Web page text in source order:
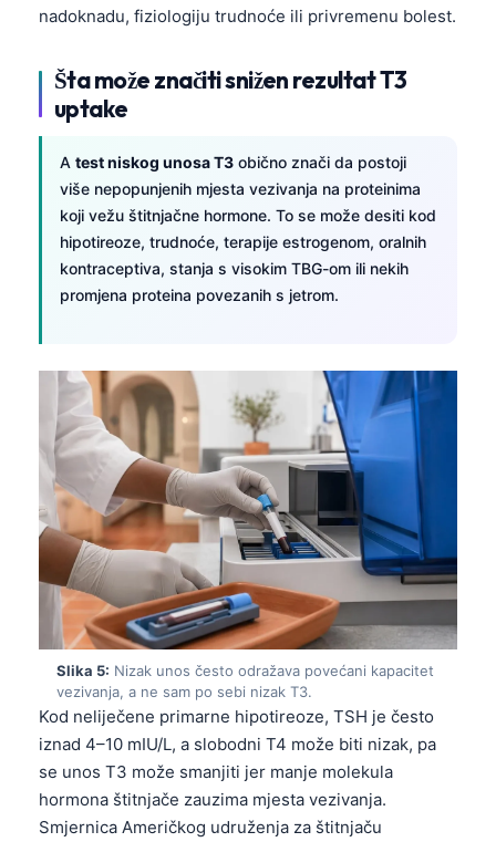
nadoknadu, fiziologiju trudnoće ili privremenu bolest.
Šta može značiti snižen rezultat T3
uptake
A test niskog unosa T3 obično znači da postoji
više nepopunjenih mjesta vezivanja na proteinima
koji vežu štitnjačne hormone. To se može desiti kod
hipotireoze, trudnoće, terapije estrogenom, oralnih
kontraceptiva, stanja s visokim TBG-om ili nekih
promjena proteina povezanih s jetrom.
Slika 5: Nizak unos često odražava povećani kapacitet
vezivanja, a ne sam po sebi nizak T3.
Kod neliječene primarne hipotireoze, TSH je često
iznad 4–10 mIU/L, a slobodni T4 može biti nizak, pa
se unos T3 može smanjiti jer manje molekula
hormona štitnjače zauzima mjesta vezivanja.
Smjernica Američkog udruženja za štitnjaču